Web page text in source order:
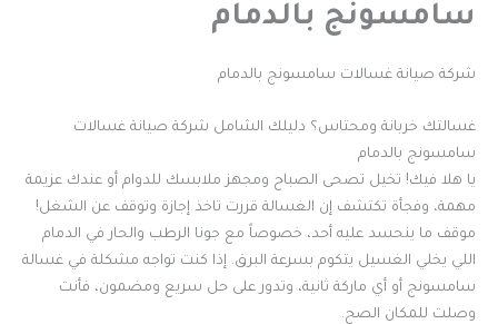
سامسونج بالدمام
شركة صيانة غسالات سامسونج بالدمام
غسالتك خربانة ومحتاس؟ دليلك الشامل شركة صيانة غسالات
سامسونج بالدمام
يا هلا فيك! تخيل تصحى الصباح ومجهز ملابسك للدوام أو عندك عزيمة
مهمة، وفجأة تكتشف إن الغسالة قررت تاخذ إجازة وتوقف عن الشغل!
موقف ما ينحسد عليه أحد، خصوصاً مع جونا الرطب والحار في الدمام
اللي يخلي الغسيل يتكوم بسرعة البرق. إذا كنت تواجه مشكلة في غسالة
سامسونج أو أي ماركة ثانية، وتدور على حل سريع ومضمون، فأنت
وصلت للمكان الصح.